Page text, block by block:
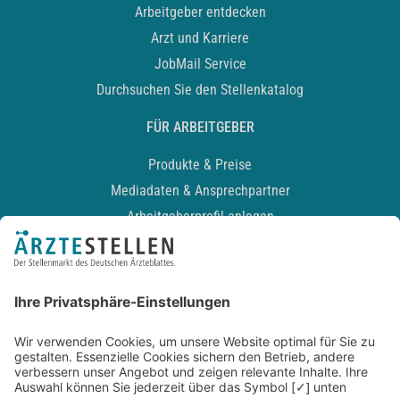
Arbeitgeber entdecken
Arzt und Karriere
JobMail Service
Durchsuchen Sie den Stellenkatalog
FÜR ARBEITGEBER
Produkte & Preise
Mediadaten & Ansprechpartner
Arbeitgeberprofil anlegen
Recruiting-Podcast
Kontakt
Datenschutz